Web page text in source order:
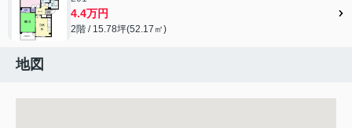
4.4万円
2階 / 15.78坪(52.17㎡)
地図